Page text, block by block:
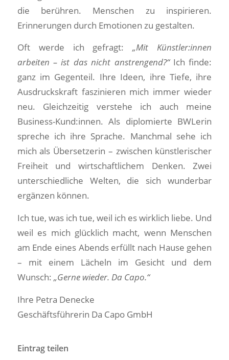
die berühren. Menschen zu inspirieren.
Erinnerungen durch Emotionen zu gestalten.
Oft werde ich gefragt:„Mit Künstler:innen
arbeiten – ist das nicht anstrengend?“Ich finde:
ganz im Gegenteil. Ihre Ideen, ihre Tiefe, ihre
Ausdruckskraft faszinieren mich immer wieder
neu. Gleichzeitig verstehe ich auch meine
Business-Kund:innen. Als diplomierte BWLerin
spreche ich ihre Sprache. Manchmal sehe ich
mich als Übersetzerin – zwischen künstlerischer
Freiheit und wirtschaftlichem Denken. Zwei
unterschiedliche Welten, die sich wunderbar
ergänzen können.
Ich tue, was ich tue, weil ich es wirklich liebe. Und
weil es mich glücklich macht, wenn Menschen
am Ende eines Abends erfüllt nach Hause gehen
– mit einem Lächeln im Gesicht und dem
Wunsch: „Gerne wieder. Da Capo.“
Ihre Petra Denecke
Geschäftsführerin Da Capo GmbH
Eintrag teilen